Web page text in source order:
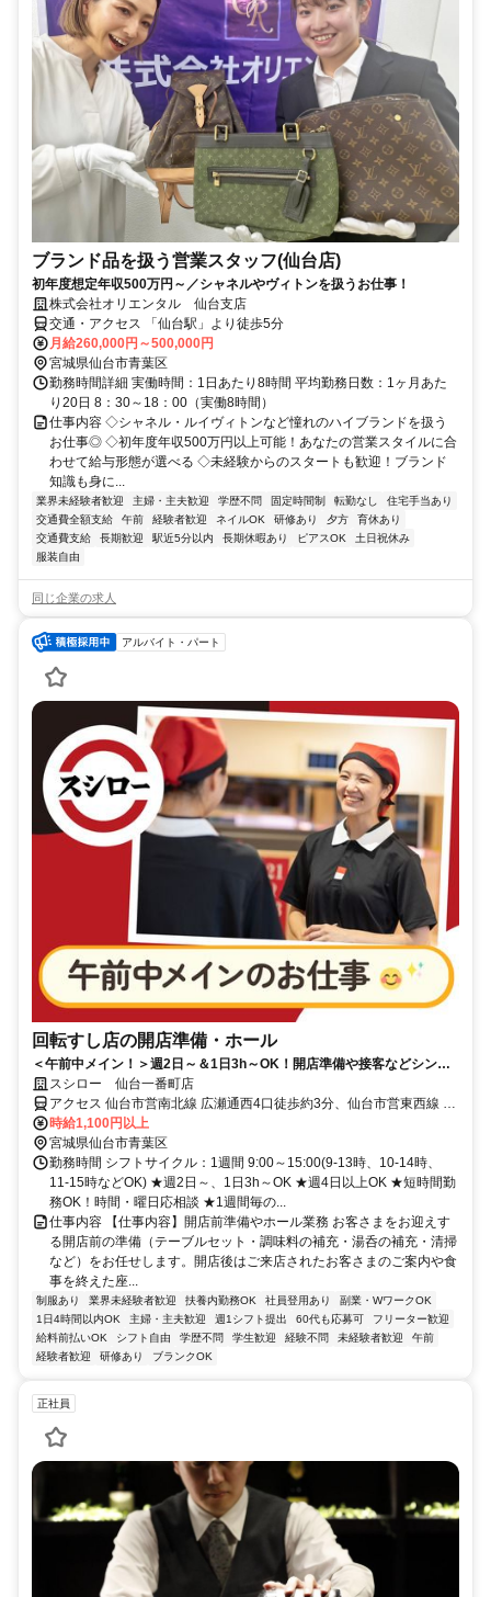
ブランド品を扱う営業スタッフ(仙台店)
初年度想定年収500万円～／シャネルやヴィトンを扱うお仕事！
株式会社オリエンタル 仙台支店
交通・アクセス 「仙台駅」より徒歩5分
月給260,000円～500,000円
宮城県仙台市青葉区
勤務時間詳細 実働時間：1日あたり8時間 平均勤務日数：1ヶ月あた
り20日 8：30～18：00（実働8時間）
仕事内容 ◇シャネル・ルイヴィトンなど憧れのハイブランドを扱う
お仕事◎ ◇初年度年収500万円以上可能！あなたの営業スタイルに合
わせて給与形態が選べる ◇未経験からのスタートも歓迎！ブランド
知識も身に...
業界未経験者歓迎 主婦・主夫歓迎 学歴不問 固定時間制 転勤なし
住宅手当あり
交通費全額支給
午前 経験者歓迎 ネイルOK 研修あり 夕方
育休あり
交通費支給
長期歓迎 駅近5分以内 長期休暇あり ピアスOK
土日祝休み
服装自由
同じ企業の求人
アルバイト・パート
回転すし店の開店準備・ホール
＜午前中メイン！＞週2日～＆1日3h～OK！開店準備や接客などシンプ
ル業務スシロー 仙台一番町店
アクセス 仙台市営南北線 広瀬通西4口徒歩約3分、仙台市営東西線 青
葉通一番町北1口徒歩約3分、仙台市営南北線 勾当台公園南3口徒歩約
6分
時給1,100円以上
宮城県仙台市青葉区
勤務時間 シフトサイクル：1週間 9:00～15:00(9-13時、10-14時、
11-15時などOK) ★週2日～、1日3h～OK ★週4日以上OK ★短時間勤
務OK！時間・曜日応相談 ★1週間毎の...
仕事内容 【仕事内容】開店前準備やホール業務 お客さまをお迎えす
る開店前の準備（テーブルセット・調味料の補充・湯呑の補充・清掃
など）をお任せします。開店後はご来店されたお客さまのご案内や食
事を終えた座...
制服あり 業界未経験者歓迎 扶養内勤務OK 社員登用あり
副業・WワークOK
1日4時間以内OK
主婦・主夫歓迎 週1シフト提出 60代も応募可
フリーター歓迎
給料前払いOK
シフト自由 学歴不問 学生歓迎 経験不問 未経験者歓迎
午前
経験者歓迎
研修あり ブランクOK
正社員